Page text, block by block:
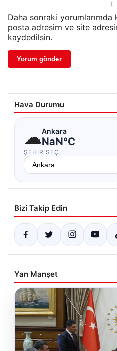
Daha sonraki yorumlarımda
posta adresim ve site
kaydedilsin.
Hava Durumu
☁Ankara
NaN°C
ŞEHIR SEÇ
Bizi Takip Edin
Yan Manşet